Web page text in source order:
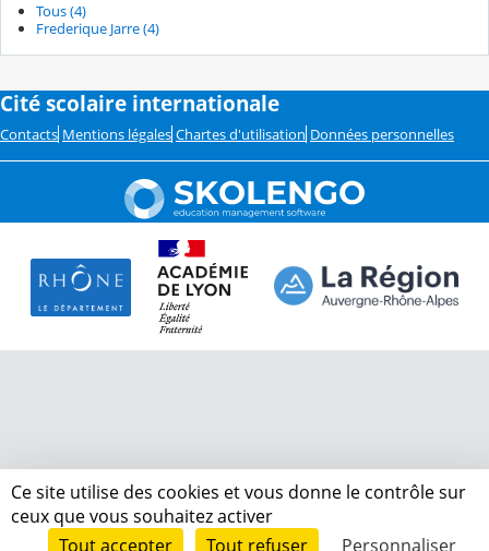
Tous (4)
Frederique Jarre (4)
Cité scolaire internationale
Contacts Mentions légales Chartes d'utilisation Données personnelles
Ce site utilise des cookies et vous donne le contrôle sur
ceux que vous souhaitez activer
Tout accepter
Tout refuser Personnaliser